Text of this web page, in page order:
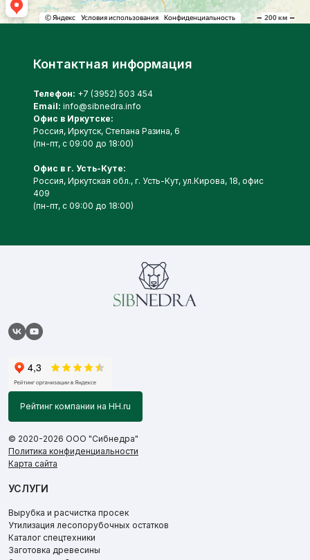
Контактная информация
Телефон: +7 (3952) 503 454
Email: info@sibnedra.info
Офис в Иркутске:
Россия, Иркутск, Степана Разина, 6
(пн-пт, с 09:00 до 18:00)
⁠Офис в г. Усть-Куте:
Россия, Иркутская обл., г. Усть-Кут, ул.Кирова, 18, офис
409
(пн-пт, с 09:00 до 18:00)
Рейтинг компании на HH.ru
© 2020-2026 ООО "Сибнедра"
Политика конфиденциальности
Карта сайта
УСЛУГИ
Вырубка и расчистка просек
Утилизация лесопорубочных остатков
Каталог спецтехники
Заготовка древесины